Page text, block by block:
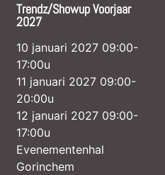
Trendz/Showup Voorjaar
2027
10 januari 2027 09:00-
17:00u
11 januari 2027 09:00-
20:00u
12 januari 2027 09:00-
17:00u
Evenementenhal
Gorinchem